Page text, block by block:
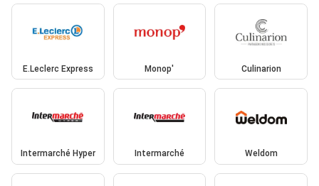
E.Leclerc Express Monop' Culinarion
Intermarché Hyper Intermarché Weldom